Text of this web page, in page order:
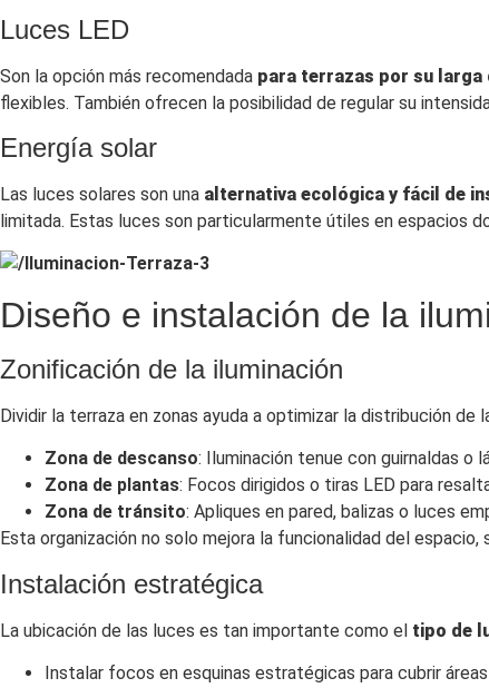
Luces LED
Son la opción más recomendada para terrazas por su larga
flexibles. También ofrecen la posibilidad de regular su
Energía solar
Las luces solares son una alternativa ecológica y fácil de
limitada. Estas luces son particularmente útiles en espacios
Diseño e instalación de la
Zonificación de la iluminación
Dividir la terraza en zonas ayuda a optimizar la distribución de
Zona de descanso: Iluminación tenue con guirnaldas o
Zona de plantas: Focos dirigidos o tiras LED para
Zona de tránsito: Apliques en pared, balizas o luces
Esta organización no solo mejora la funcionalidad del
Instalación estratégica
La ubicación de las luces es tan importante como el tipo de
Instalar focos en esquinas estratégicas para cubrir áreas